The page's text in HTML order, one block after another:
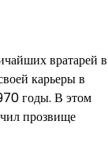
вратарей в
карьеры в
годы. В этом
прозвище